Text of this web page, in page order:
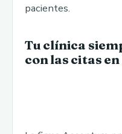
pacientes.
Tu clínica
con las citas